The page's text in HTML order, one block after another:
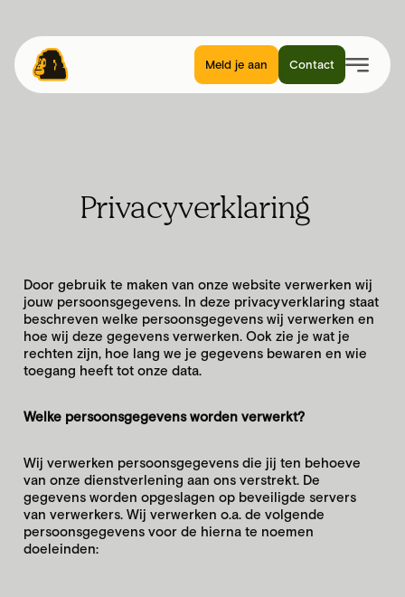
Meld je aan Contact
Privacyverklaring
Door gebruik te maken van onze website verwerken wij
jouw persoonsgegevens. In deze privacyverklaring staat
beschreven welke persoonsgegevens wij verwerken en
hoe wij deze gegevens verwerken. Ook zie je wat je
rechten zijn, hoe lang we je gegevens bewaren en wie
toegang heeft tot onze data.
Welke persoonsgegevens worden verwerkt?
Wij verwerken persoonsgegevens die jij ten behoeve
van onze dienstverlening aan ons verstrekt. De
gegevens worden opgeslagen op beveiligde servers
van verwerkers. Wij verwerken o.a. de volgende
persoonsgegevens voor de hierna te noemen
doeleinden: